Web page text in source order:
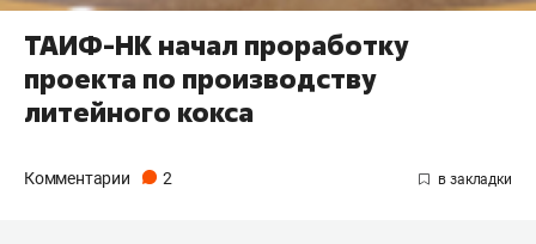
ТАИФ-НК начал проработку
проекта по производству
литейного кокса
Комментарии 2